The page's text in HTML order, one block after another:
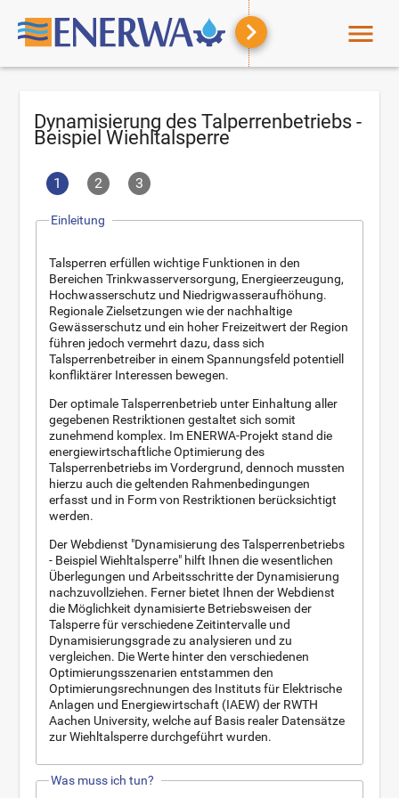
menu
Dynamisierung des Talperrenbetriebs -
Beispiel Wiehltalsperre
1 2 3
Einleitung
Talsperren erfüllen wichtige Funktionen in den
Bereichen Trinkwasserversorgung, Energieerzeugung,
Hochwasserschutz und Niedrigwasseraufhöhung.
Regionale Zielsetzungen wie der nachhaltige
Gewässerschutz und ein hoher Freizeitwert der Region
führen jedoch vermehrt dazu, dass sich
Talsperrenbetreiber in einem Spannungsfeld potentiell
konfliktärer Interessen bewegen.
Der optimale Talsperrenbetrieb unter Einhaltung aller
gegebenen Restriktionen gestaltet sich somit
zunehmend komplex. Im ENERWA-Projekt stand die
energiewirtschaftliche Optimierung des
Talsperrenbetriebs im Vordergrund, dennoch mussten
hierzu auch die geltenden Rahmenbedingungen
erfasst und in Form von Restriktionen berücksichtigt
werden.
Der Webdienst "Dynamisierung des Talsperrenbetriebs
- Beispiel Wiehltalsperre" hilft Ihnen die wesentlichen
Überlegungen und Arbeitsschritte der Dynamisierung
nachzuvollziehen. Ferner bietet Ihnen der Webdienst
die Möglichkeit dynamisierte Betriebsweisen der
Talsperre für verschiedene Zeitintervalle und
Dynamisierungsgrade zu analysieren und zu
vergleichen. Die Werte hinter den verschiedenen
Optimierungsszenarien entstammen den
Optimierungsrechnungen des Instituts für Elektrische
Anlagen und Energiewirtschaft (IAEW) der RWTH
Aachen University, welche auf Basis realer Datensätze
zur Wiehltalsperre durchgeführt wurden.
Was muss ich tun?